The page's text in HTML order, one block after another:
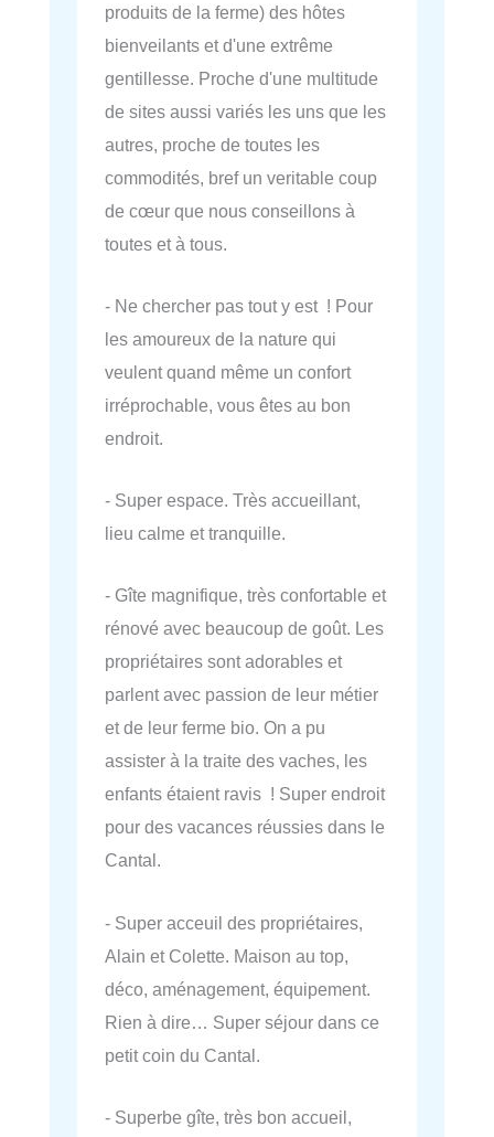
produits de la ferme) des hôtes
bienveilants et d'une extrême
gentillesse. Proche d'une multitude
de sites aussi variés les uns que les
autres, proche de toutes les
commodités, bref un veritable coup
de cœur que nous conseillons à
toutes et à tous.
- Ne chercher pas tout y est ! Pour
les amoureux de la nature qui
veulent quand même un confort
irréprochable, vous êtes au bon
endroit.
- Super espace. Très accueillant,
lieu calme et tranquille.
- Gîte magnifique, très confortable et
rénové avec beaucoup de goût. Les
propriétaires sont adorables et
parlent avec passion de leur métier
et de leur ferme bio. On a pu
assister à la traite des vaches, les
enfants étaient ravis ! Super endroit
pour des vacances réussies dans le
Cantal.
- Super acceuil des propriétaires,
Alain et Colette. Maison au top,
déco, aménagement, équipement.
Rien à dire… Super séjour dans ce
petit coin du Cantal.
- Superbe gîte, très bon accueil,